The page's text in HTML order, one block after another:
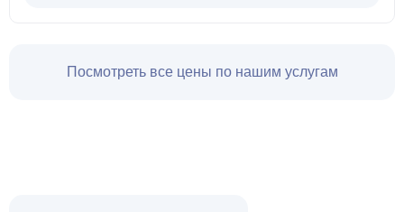
Для пациентов с тяжелой степенью зависимости,
Посмотреть все цены по нашим услугам